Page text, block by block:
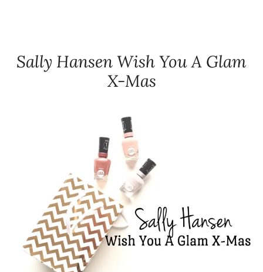
Sally Hansen Wish You A Glam
X-Mas